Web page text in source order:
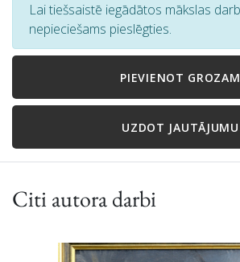
Lai tiešsaistē iegādātos mākslas
nepieciešams pieslēgties.
PIEVIENOT GROZAM
UZDOT JAUTĀJUMU
Citi autora darbi